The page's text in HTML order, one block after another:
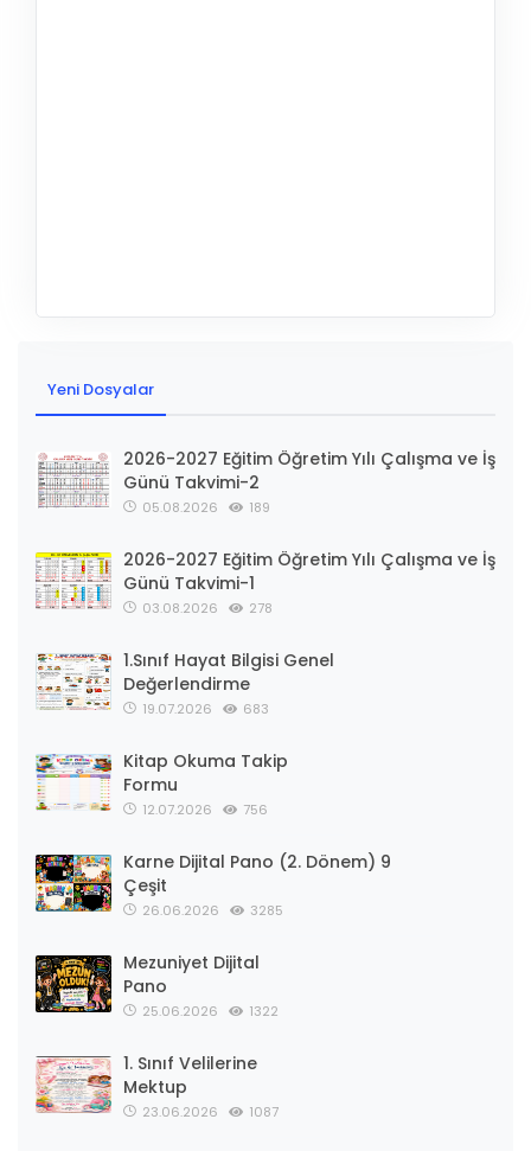
Yeni Dosyalar
2026-2027 Eğitim Öğretim Yılı Çalışma ve İş
Günü Takvimi-2
05.08.2026 189
2026-2027 Eğitim Öğretim Yılı Çalışma ve İş
Günü Takvimi-1
03.08.2026 278
1.Sınıf Hayat Bilgisi Genel
Değerlendirme
19.07.2026 683
Kitap Okuma Takip
Formu
12.07.2026 756
Karne Dijital Pano (2. Dönem) 9
Çeşit
26.06.2026 3285
Mezuniyet Dijital
Pano
25.06.2026 1322
1. Sınıf Velilerine
Mektup
23.06.2026 1087